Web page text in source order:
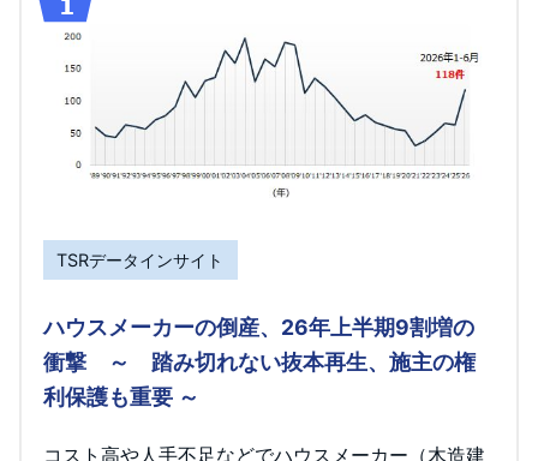
TSRデータインサイト
ハウスメーカーの倒産、26年上半期9割増の
衝撃 ～ 踏み切れない抜本再生、施主の権
利保護も重要 ～
コスト高や人手不足などでハウスメーカー（木造建